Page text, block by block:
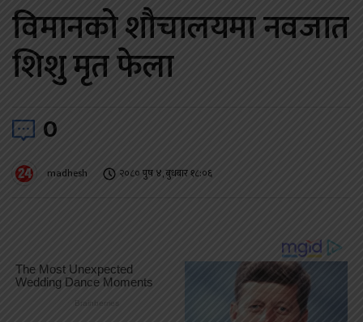
विमानको शौचालयमा नवजात
शिशु मृत फेला
0
madhesh २०८० पुष ४, बुधबार १८:०६